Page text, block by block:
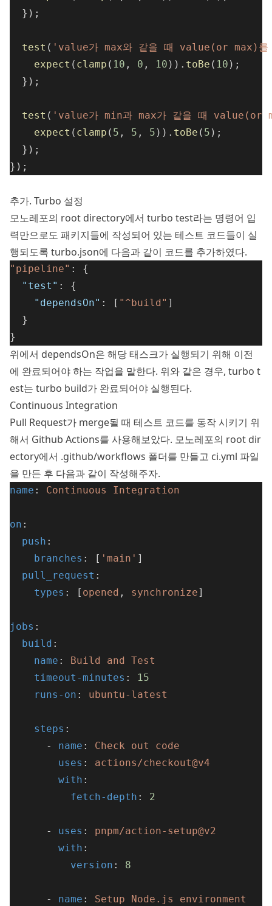
  });
test ( 'value가 max와 같을 때 value(or max)를
expect ( clamp ( 10 , 0 , 10 )). toBe ( 10 );
  });
test ( 'value가 min과 max가 같을 때 value(or
expect ( clamp ( 5 , 5 , 5 )). toBe ( 5 );
  });
});
추가. Turbo 설정
모노레포의 root directory에서 turbo test라는 명령어 입
력만으로도 패키지들에 작성되어 있는 테스트 코드들이 실
행되도록 turbo.json에 다음과 같이 코드를 추가하였다.
"pipeline" : {
"test" : {
"dependsOn" : [ "^build" ]
  }
}
위에서 dependsOn은 해당 태스크가 실행되기 위해 이전
에 완료되어야 하는 작업을 말한다. 위와 같은 경우, turbo t
est는 turbo build가 완료되어야 실행된다.
Continuous Integration
Pull Request가 merge될 때 테스트 코드를 동작 시키기 위
해서 Github Actions를 사용해보았다. 모노레포의 root dir
ectory에서 .github/workflows 폴더를 만들고 ci.yml 파일
을 만든 후 다음과 같이 작성해주자.
name : Continuous Integration
on :
push :
branches : [ 'main' ]
pull_request :
types : [ opened , synchronize]
jobs :
build :
name : Build and Test
timeout-minutes :
15
runs-on : ubuntu-latest
steps :
      -
name : Check out code
uses : actions/checkout@v4
with :
fetch-depth : 2
      -
uses : pnpm/action-setup@v2
with :
version : 8
      -
name : Setup Node.js environment